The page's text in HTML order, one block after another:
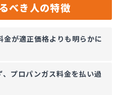
べき人の特徴
が適正価格よりも明らかに
プロパンガス料金を払い過